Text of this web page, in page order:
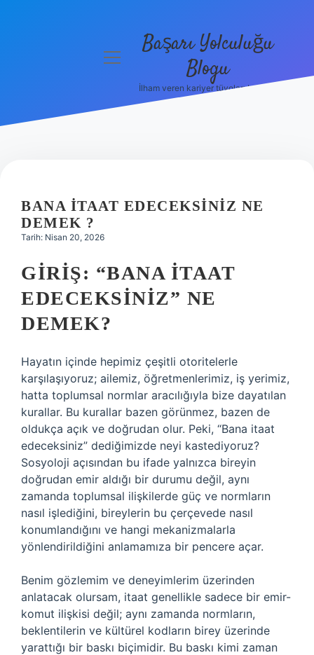
Hakkımızda
menüyüBaşarı Yolculuğu
Blogu
İlham veren kariyer tüyoları burada!
BANA ITAAT EDECEKSINIZ NE
DEMEK ?
Tarih: Nisan 20, 2026
GIRIŞ: “BANA İTAAT
EDECEKSINIZ” NE
DEMEK?
Hayatın içinde hepimiz çeşitli otoritelerle
karşılaşıyoruz; ailemiz, öğretmenlerimiz, iş yerimiz,
hatta toplumsal normlar aracılığıyla bize dayatılan
kurallar. Bu kurallar bazen görünmez, bazen de
oldukça açık ve doğrudan olur. Peki, “Bana itaat
edeceksiniz” dediğimizde neyi kastediyoruz?
Sosyoloji açısından bu ifade yalnızca bireyin
doğrudan emir aldığı bir durumu değil, aynı
zamanda toplumsal ilişkilerde güç ve normların
nasıl işlediğini, bireylerin bu çerçevede nasıl
konumlandığını ve hangi mekanizmalarla
yönlendirildiğini anlamamıza bir pencere açar.
Benim gözlemim ve deneyimlerim üzerinden
anlatacak olursam, itaat genellikle sadece bir emir-
komut ilişkisi değil; aynı zamanda normların,
beklentilerin ve kültürel kodların birey üzerinde
yarattığı bir baskı biçimidir. Bu baskı kimi zaman